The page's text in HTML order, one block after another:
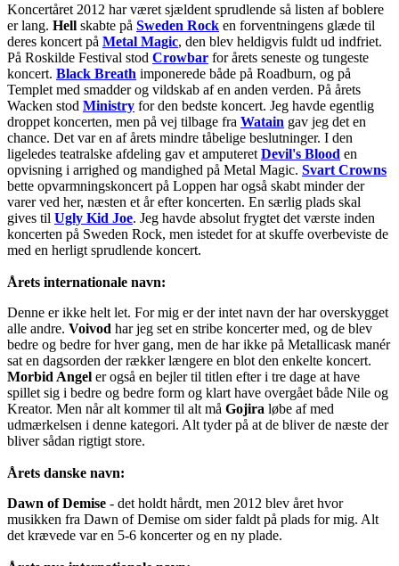
Koncertåret 2012 har været sjældent sprudlende så listen af boblere
er lang. Hell skabte på Sweden Rock en forventningens glæde til
deres koncert på Metal Magic, den blev heldigvis fuldt ud indfriet.
På Roskilde Festival stod Crowbar for årets seneste og tungeste
koncert. Black Breath imponerede både på Roadburn, og på
Templet med smadder og vildskab af en anden verden. På årets
Wacken stod Ministry for den bedste koncert. Jeg havde egentlig
droppet koncerten, men på vej tilbage fra Watain gav jeg det en
chance. Det var en af årets mindre tåbelige beslutninger. I den
ligeledes teatralske afdeling gav et amputeret Devil's Blood en
opvisning i arrighed og mandighed på Metal Magic. Svart Crowns
bette opvarmningskoncert på Loppen har også skabt minder der
varer ved her, næsten et år efter koncerten. En særlig plads skal
gives til Ugly Kid Joe. Jeg havde absolut frygtet det værste inden
koncerten på Sweden Rock, men istedet for at skuffe overbeviste de
med en herligt sprudlende koncert.
Årets internationale navn:
Denne er ikke helt let. For mig er der intet navn der har overskygget
alle andre. Voivod har jeg set en stribe koncerter med, og de blev
bedre og bedre for hver gang, men de har ikke på Metallicask manér
sat en dagsorden der rækker længere en blot den enkelte koncert.
Morbid Angel er også en bejler til titlen efter i tre dage at have
spillet sig i bedre og bedre form og klart have overgået både Nile og
Kreator. Men når alt kommer til alt må Gojira løbe af med
udmærkelsen i denne kategori. Alt tyder på at de bliver de næste der
bliver sådan rigtigt store.
Årets danske navn:
Dawn of Demise - det holdt hårdt, men 2012 blev året hvor
musikken fra Dawn of Demise om sider faldt på plads for mig. Alt
det krævede var en 5-6 koncerter og en ny plade.